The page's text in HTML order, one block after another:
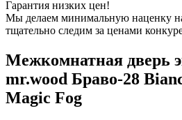
Гарантия низких цен!
Мы делаем минимальную наценку
тщательно следим за ценами
Межкомнатная дверь
mr.wood Браво-28
Magic Fog